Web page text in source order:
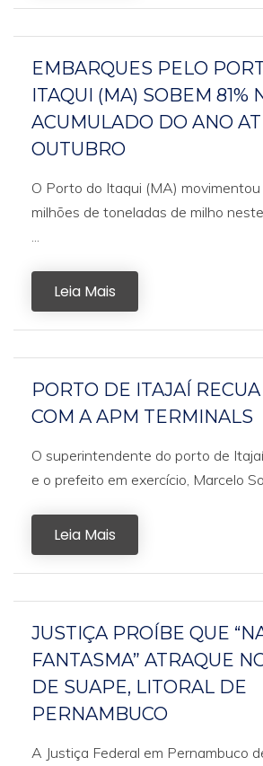
EMBARQUES PELO
ITAQUI (MA) SOBEM 81%
ACUMULADO DO ANO
OUTUBRO
O Porto do Itaqui (MA) movimentou
milhões de toneladas de milho
...
Leia Mais
PORTO DE ITAJAÍ
COM A APM TERMINALS
O superintendente do porto de
e o prefeito em exercício, Marcelo
Leia Mais
JUSTIÇA PROÍBE QUE
FANTASMA” ATRAQUE
DE SUAPE, LITORAL DE
PERNAMBUCO
A Justiça Federal em Pernambuco